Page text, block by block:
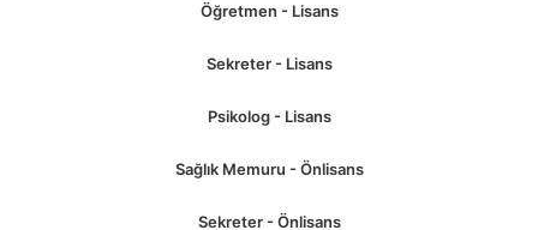
Öğretmen - Lisans
Sekreter - Lisans
Psikolog - Lisans
Sağlık Memuru - Önlisans
Sekreter - Önlisans